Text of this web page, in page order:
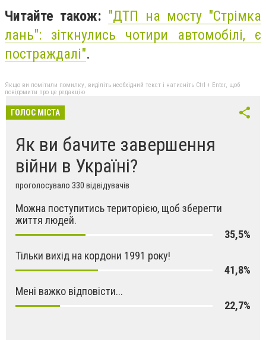
Читайте також: "ДТП на мосту "Стрімка
лань": зіткнулись чотири автомобілі, є
постраждалі".
Якщо ви помітили помилку, виділіть необхідний текст і натисніть Ctrl + Enter, щоб
повідомити про це редакцію
ГОЛОС МІСТА
Як ви бачите завершення
війни в Україні?
проголосувало 330 відвідувачів
Можна поступитись територією, щоб зберегти
життя людей.
35,5%
Тільки вихід на кордони 1991 року!
41,8%
Мені важко відповісти...
22,7%